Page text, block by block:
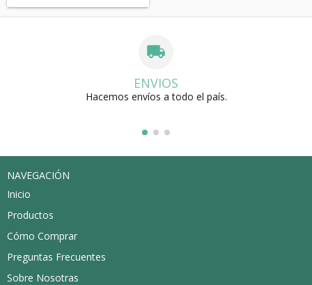
ENVIOS
Hacemos envíos a todo el país.
NAVEGACIÓN
Inicio
Productos
Cómo Comprar
Preguntas Frecuentes
Sobre Nosotras